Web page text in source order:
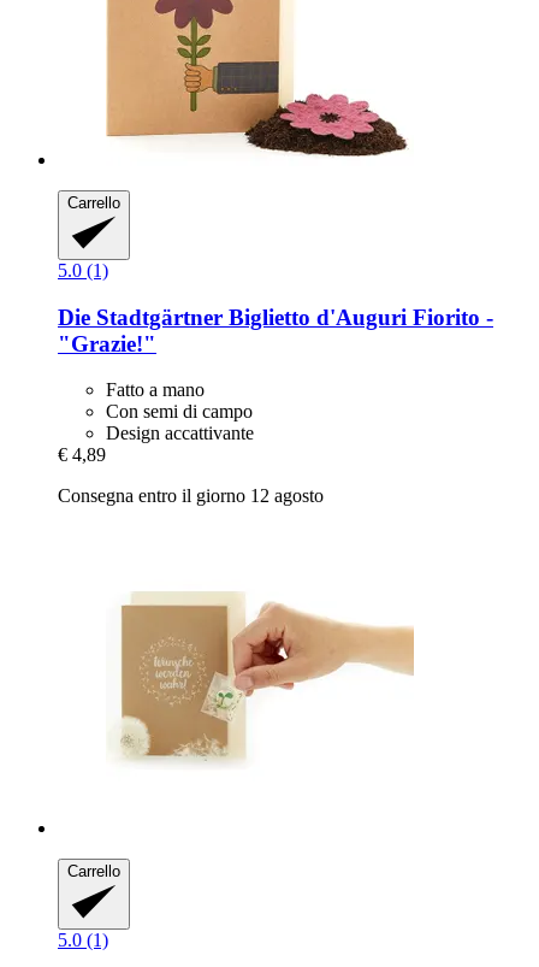
Carrello
5.0 (1)
Die Stadtgärtner Biglietto d'Auguri Fiorito -​
"Grazie!"
Fatto a mano
Con semi di campo
Design accattivante
€ 4,89
Consegna entro il giorno 12 agosto
Carrello
5.0 (1)